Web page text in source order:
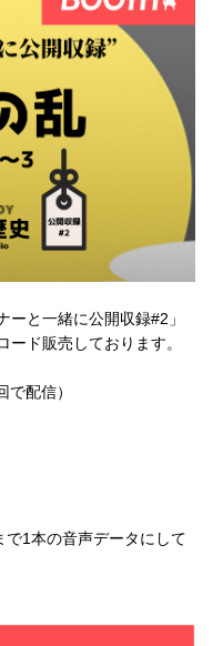
と一緒に公開収録#2」
ード販売 しております。
で配信）
で1本の音声データにして